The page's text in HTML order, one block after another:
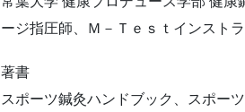
ージ指圧師、Ｍ－Ｔｅｓｔインスト
著書
スポーツ鍼灸ハンドブック、スポー